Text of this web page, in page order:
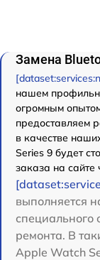
Замена
нашем
огромным
предоставляем
в качестве
Series 9 будет
заказа на сайте
выполняется
специального
ремонта. В
Apple Watch